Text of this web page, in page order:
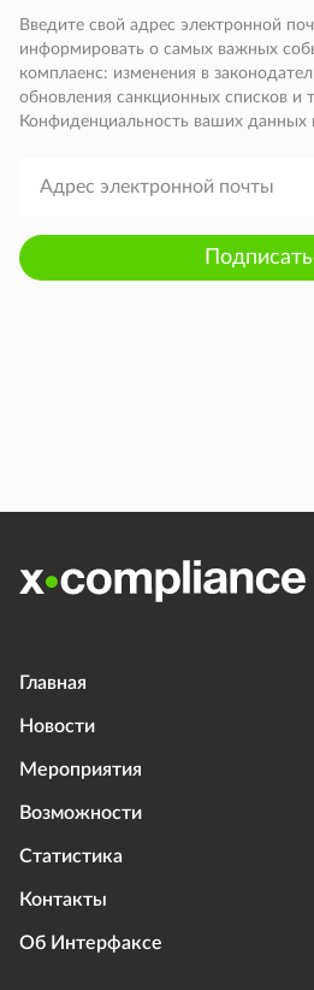
Введите свой адрес электронной
информировать о самых важных
комплаенс: изменения в
обновления санкционных списков и
Конфиденциальность ваших данных
Главная
Новости
Мероприятия
Возможности
Статистика
Контакты
Об Интерфаксе